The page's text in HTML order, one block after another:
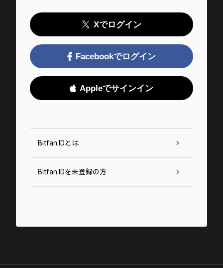
Xでログイン
Facebookでログイン
Appleでサインイン
Bitfan IDとは
Bitfan IDを未登録の方